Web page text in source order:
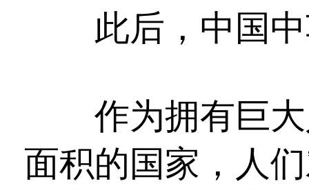
此后，中国中
作为拥有巨大
面积的国家，人